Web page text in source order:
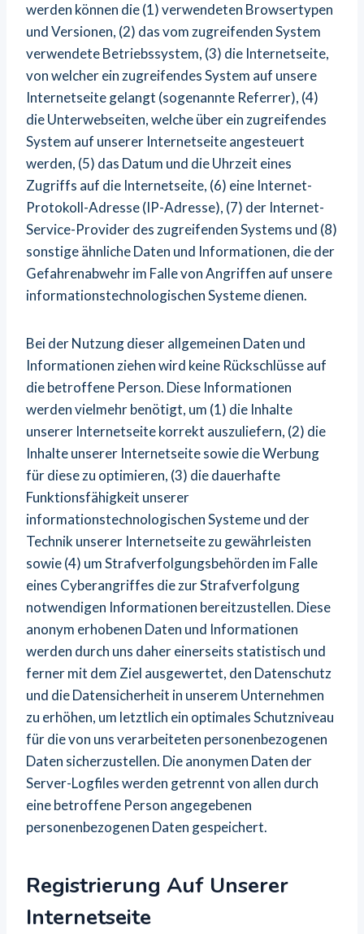
werden können die (1) verwendeten Browsertypen
und Versionen, (2) das vom zugreifenden System
verwendete Betriebssystem, (3) die Internetseite,
von welcher ein zugreifendes System auf unsere
Internetseite gelangt (sogenannte Referrer), (4)
die Unterwebseiten, welche über ein zugreifendes
System auf unserer Internetseite angesteuert
werden, (5) das Datum und die Uhrzeit eines
Zugriffs auf die Internetseite, (6) eine Internet-
Protokoll-Adresse (IP-Adresse), (7) der Internet-
Service-Provider des zugreifenden Systems und (8)
sonstige ähnliche Daten und Informationen, die der
Gefahrenabwehr im Falle von Angriffen auf unsere
informationstechnologischen Systeme dienen.
Bei der Nutzung dieser allgemeinen Daten und
Informationen ziehen wird keine Rückschlüsse auf
die betroffene Person. Diese Informationen
werden vielmehr benötigt, um (1) die Inhalte
unserer Internetseite korrekt auszuliefern, (2) die
Inhalte unserer Internetseite sowie die Werbung
für diese zu optimieren, (3) die dauerhafte
Funktionsfähigkeit unserer
informationstechnologischen Systeme und der
Technik unserer Internetseite zu gewährleisten
sowie (4) um Strafverfolgungsbehörden im Falle
eines Cyberangriffes die zur Strafverfolgung
notwendigen Informationen bereitzustellen. Diese
anonym erhobenen Daten und Informationen
werden durch uns daher einerseits statistisch und
ferner mit dem Ziel ausgewertet, den Datenschutz
und die Datensicherheit in unserem Unternehmen
zu erhöhen, um letztlich ein optimales Schutzniveau
für die von uns verarbeiteten personenbezogenen
Daten sicherzustellen. Die anonymen Daten der
Server-Logfiles werden getrennt von allen durch
eine betroffene Person angegebenen
personenbezogenen Daten gespeichert.
Registrierung Auf Unserer
Internetseite